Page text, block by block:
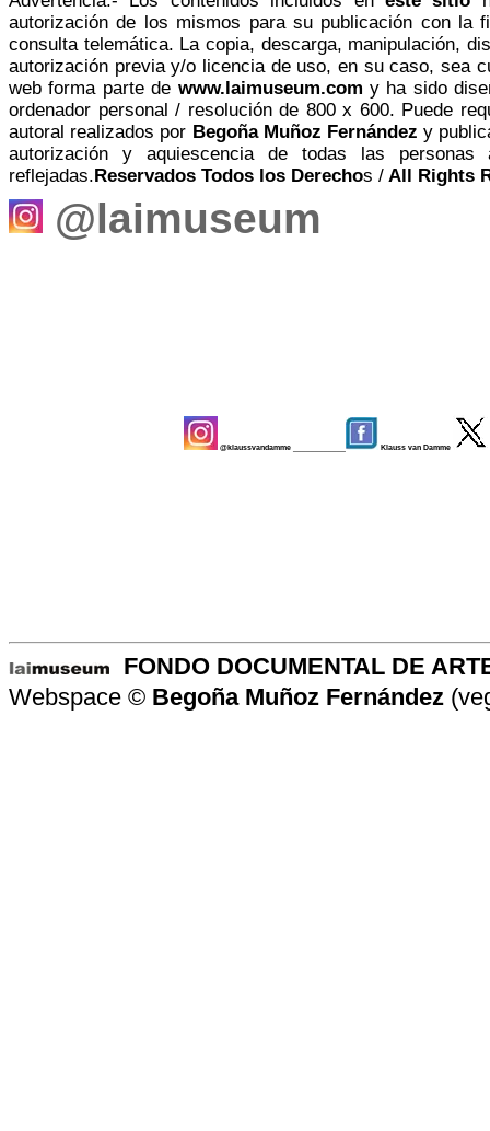
autorización de los mismos para su publicación con la
consulta telemática. La copia, descarga, manipulación,
autorización previa y/o licencia de uso, en su caso, sea
web forma parte de www.laimuseum.com y ha sido
ordenador personal / resolución de 800 x 600. Puede
autoral realizados por Begoña Muñoz Fernández y
autorización y aquiescencia de todas las
reflejadas.Reservados Todos los Derechos / All Rights
@laimuseum
@klaussvandamme Klauss van Damme
FONDO DOCUMENTAL DE
Webspace © Begoña Muñoz Fernández